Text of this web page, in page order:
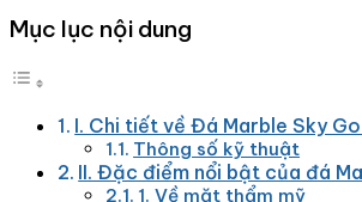
Mục lục nội dung
I. Chi tiết về Đá Marble Sky
Thông số kỹ thuật
II. Đặc điểm nổi bật của đá
1. Về mặt thẩm mỹ